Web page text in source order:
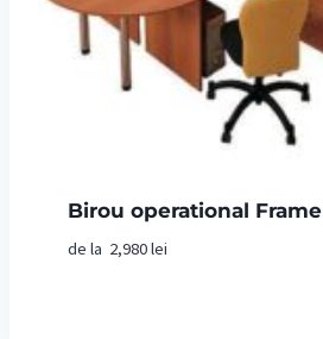
Birou operational Frame
de la 2,980lei